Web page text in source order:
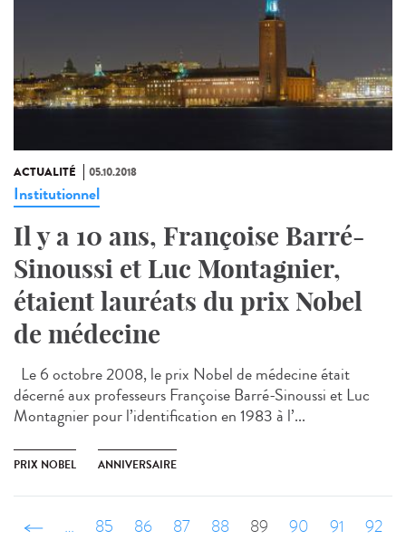
ACTUALITÉ 05.10.2018
Institutionnel
Il y a 10 ans, Françoise Barré-
Sinoussi et Luc Montagnier,
étaient lauréats du prix Nobel
de médecine
Le 6 octobre 2008, le prix Nobel de médecine était
décerné aux professeurs Françoise Barré-Sinoussi et Luc
Montagnier pour l’identification en 1983 à l’...
PRIX NOBEL ANNIVERSAIRE
‹ précédent
… 85 86 87 88 89 90 91
92